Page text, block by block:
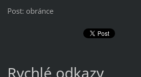
Post: obránce